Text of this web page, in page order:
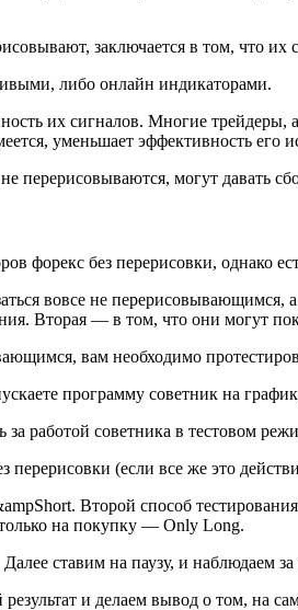
заключается в том, что их
либо онлайн индикаторами.
их сигналов. Многие
уменьшает эффективность его
могут давать
форекс без перерисовки, однако
вовсе не
Вторая — в том, что они могут
вам необходимо
программу советник на
работой советника в тестовом
(если все же это
Второй способ
на покупку — Only Long.
ставим на паузу, и наблюдаем
и делаем вывод о том, на